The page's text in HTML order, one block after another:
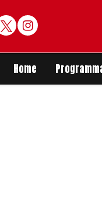
TwitterDelen op
Home